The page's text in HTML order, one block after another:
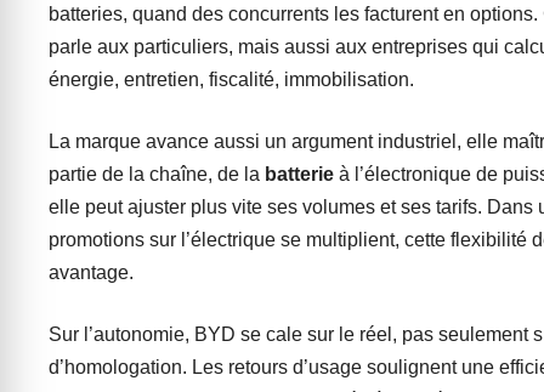
batteries, quand des concurrents les facturent en
parle aux particuliers, mais aussi aux entreprises qui
énergie, entretien, fiscalité, immobilisation.
La marque avance aussi un argument industriel, elle
partie de la chaîne, de la batterie à l’électronique de
elle peut ajuster plus vite ses volumes et ses tarifs. Dans
promotions sur l’électrique se multiplient, cette flexibilité
avantage.
Sur l’autonomie, BYD se cale sur le réel, pas seulement
d’homologation. Les retours d’usage soulignent une